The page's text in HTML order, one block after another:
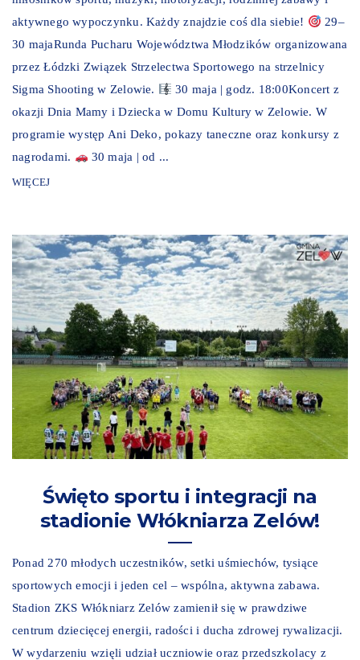
aktywnego wypoczynku. Każdy znajdzie coś dla siebie!
29–
30 majaRunda Pucharu Województwa Młodzików organizowana
przez Łódzki Związek Strzelectwa Sportowego na strzelnicy
Sigma Shooting w Zelowie.
30 maja | godz. 18:00Koncert z
okazji Dnia Mamy i Dziecka w Domu Kultury w Zelowie. W
programie występ Ani Deko, pokazy taneczne oraz konkursy z
nagrodami.
30 maja | od ...
WIĘCEJ
Święto sportu i integracji na
stadionie Włókniarza Zelów!
Ponad 270 młodych uczestników, setki uśmiechów, tysiące
sportowych emocji i jeden cel – wspólna, aktywna zabawa.
Stadion ZKS Włókniarz Zelów zamienił się w prawdziwe
centrum dziecięcej energii, radości i ducha zdrowej rywalizacji.
W wydarzeniu wzięli udział uczniowie oraz przedszkolacy z